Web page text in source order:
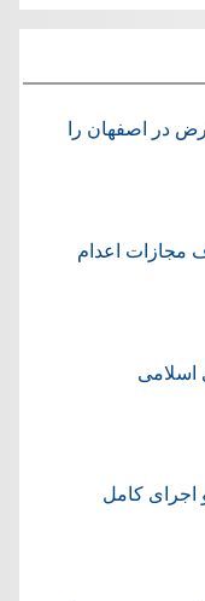
در اصفهان را
مجازات اعدام
اسلامی
اجرای کامل